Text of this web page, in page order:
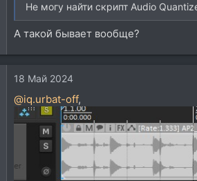
Не могу найти скрипт Audio
А такой бывает вообще?
18 Май 2024
@iq.urbat-off,